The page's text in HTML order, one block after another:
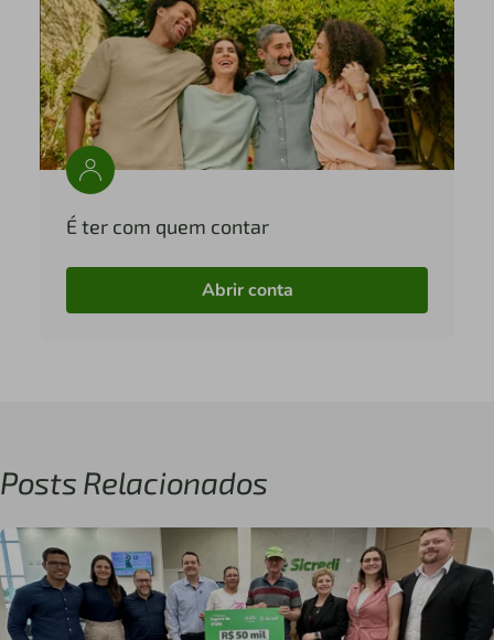
É ter com quem contar
Abrir conta
Posts Relacionados